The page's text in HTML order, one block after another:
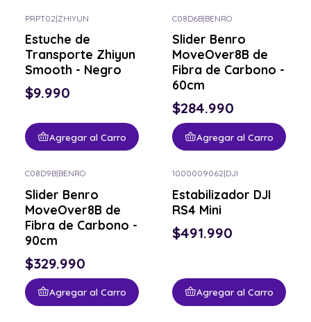
PRPT02|ZHIYUN
Estuche de
Transporte Zhiyun
Smooth - Negro
$9.990
Agregar al Carro
C08D6B|BENRO
Slider Benro
MoveOver8B de
Fibra de Carbono -
60cm
$284.990
Agregar al Carro
C08D9B|BENRO
Slider Benro
MoveOver8B de
Fibra de Carbono -
90cm
$329.990
Agregar al Carro
1000009062|DJI
Estabilizador DJI
RS4 Mini
$491.990
Agregar al Carro